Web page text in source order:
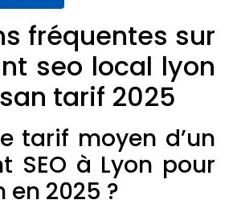
fréquentes sur
seo local lyon
tarif 2025
tarif moyen d’un
SEO à Lyon pour
2025 ?